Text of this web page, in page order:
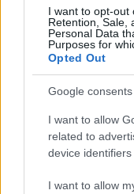
I want to opt-out
Retention, Sale,
Personal Data
Purposes for
Opted Out
Google consents
I want to allow
related to
device identifiers
I want to allow
pare… Ma dai!
Rispondi